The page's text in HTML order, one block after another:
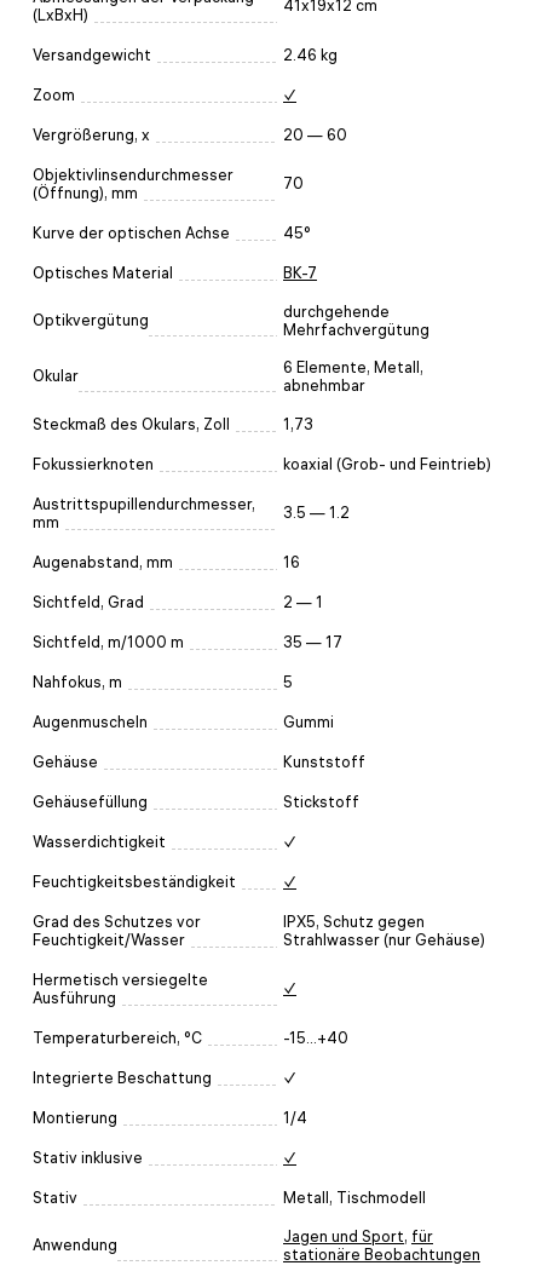
(LxBxH)
41x19x12 cm
Versandgewicht 2.46 kg
Zoom ✓
Vergrößerung, x 20 — 60
Objektivlinsendurchmesser
(Öffnung), mm
70
Kurve der optischen Achse 45°
Optisches Material BK-7
Optikvergütung
durchgehende
Mehrfachvergütung
Okular
6 Elemente, Metall,
abnehmbar
Steckmaß des Okulars, Zoll 1,73
Fokussierknoten koaxial (Grob- und Feintrieb)
Austrittspupillendurchmesser,
mm
3.5 — 1.2
Augenabstand, mm 16
Sichtfeld, Grad 2 — 1
Sichtfeld, m/1000 m 35 — 17
Nahfokus, m 5
Augenmuscheln Gummi
Gehäuse Kunststoff
Gehäusefüllung Stickstoff
Wasserdichtigkeit ✓
Feuchtigkeitsbeständigkeit ✓
Grad des Schutzes vor
Feuchtigkeit/Wasser
IPX5, Schutz gegen
Strahlwasser (nur Gehäuse)
Hermetisch versiegelte
Ausführung
✓
Temperaturbereich, °C -15...+40
Integrierte Beschattung ✓
Montierung 1/4
Stativ inklusive ✓
Stativ Metall, Tischmodell
Anwendung Jagen und Sport, für
stationäre Beobachtungen